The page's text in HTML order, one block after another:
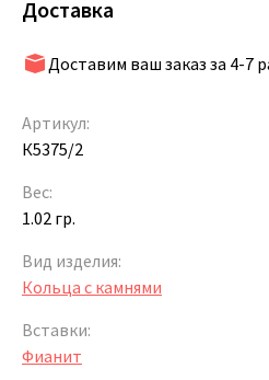
Доставка
Доставим ваш заказ за 4-7
Артикул:
К5375/2
Вес:
1.02 гр.
Вид изделия:
Кольца с камнями
Вставки:
Фианит